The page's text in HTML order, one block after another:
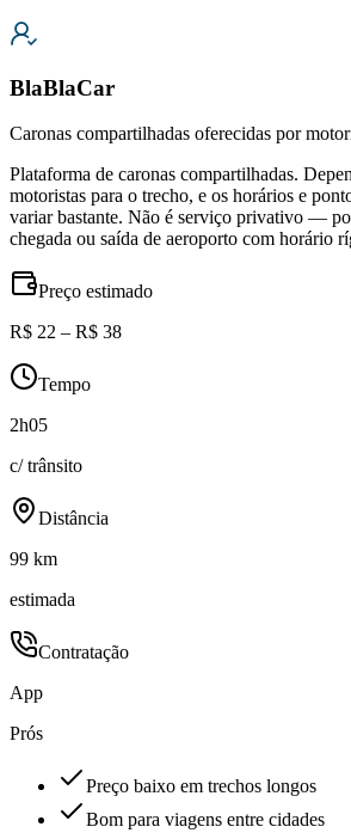
BlaBlaCar
Caronas compartilhadas oferecidas por
Plataforma de caronas compartilhadas.
motoristas para o trecho, e os horários e
variar bastante. Não é serviço privativo —
chegada ou saída de aeroporto com horário
Preço estimado
R$ 22 – R$ 38
Tempo
2h05
c/ trânsito
Distância
99 km
estimada
Contratação
App
Prós
Preço baixo em trechos longos
Bom para viagens entre cidades